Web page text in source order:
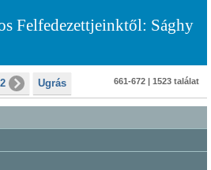
Felfedezettjeinktől: Sághy
Ugrás 661-672 | 1523 találat